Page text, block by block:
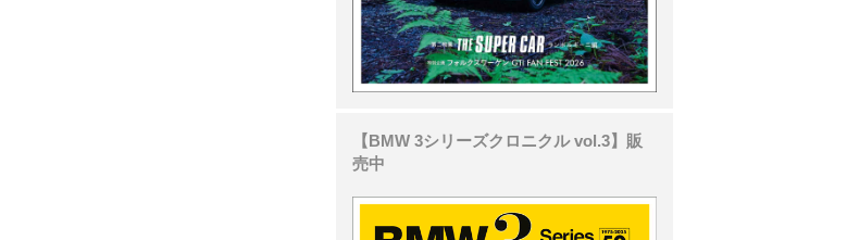
【BMW 3シリーズクロニクル vol.3】販
売中